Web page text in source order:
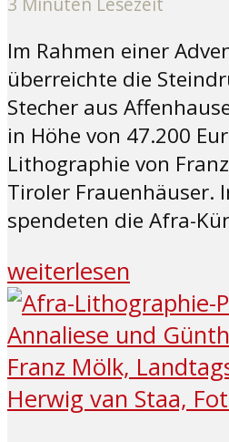
Im Rahmen einer
überreichte die
Stecher aus
in Höhe von 47.200
Lithographie von
Tiroler Frauenhäuser.
spendeten die Afra-
weiterlesen